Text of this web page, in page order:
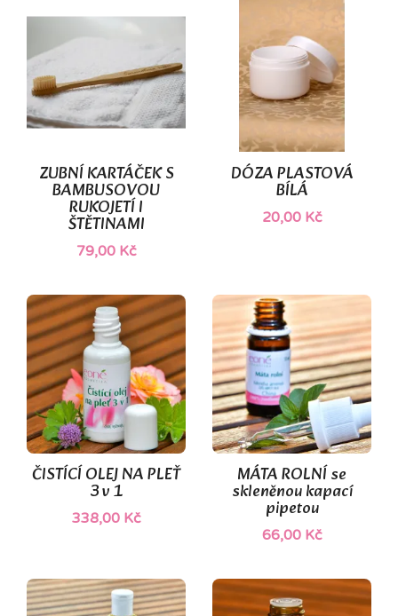
ZUBNÍ KARTÁČEK S
BAMBUSOVOU
RUKOJETÍ I
ŠTĚTINAMI
79,00 Kč
DÓZA PLASTOVÁ
BÍLÁ
20,00 Kč
ČISTÍCÍ OLEJ NA PLEŤ
3 v 1
338,00 Kč
(1)
MÁTA ROLNÍ se
skleněnou kapací
pipetou
66,00 Kč